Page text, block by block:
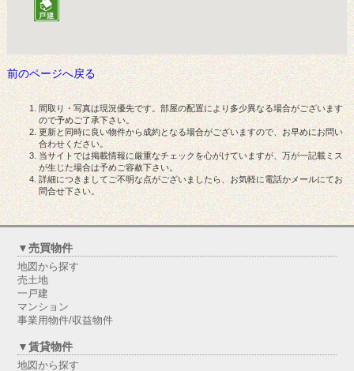
前のページへ戻る
間取り・写真は現況優先です。部屋の配置により多少異なる場合がございます
ので予めご了承下さい。
更新と同時に良い物件から成約となる場合がございますので、お早めにお問い
合わせください。
当サイトでは掲載情報に厳重なチェックを心がけていますが、万が一記載ミス
が生じた場合は予めご容赦下さい。
詳細につきましてご不明な点がございましたら、お気軽に電話かメールにてお
問合せ下さい。
▼売買物件
地図から探す
売土地
一戸建
マンション
事業用物件/収益物件
▼賃貸物件
地図から探す